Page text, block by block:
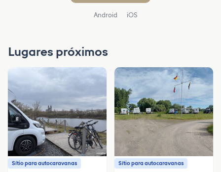
Android iOS
Lugares próximos
Sítio para autocaravanas Sítio para autocaravanas